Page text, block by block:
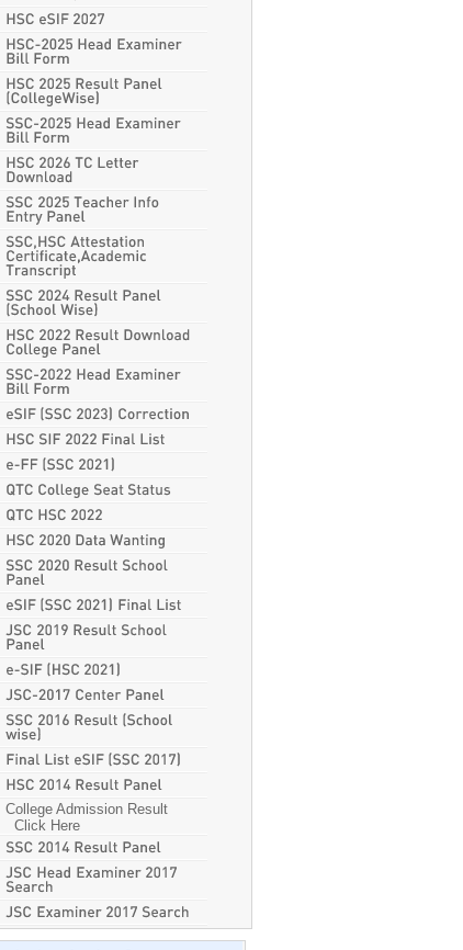
College Admission Result
Click Here